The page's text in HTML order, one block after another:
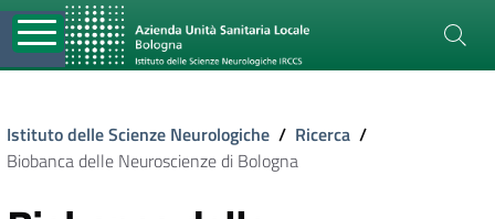
Istituto delle Scienze Neurologiche / Ricerca /
Biobanca delle Neuroscienze di Bologna